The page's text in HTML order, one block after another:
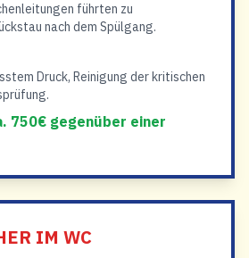
führten zu
nach dem Spülgang.
Druck, Reinigung der kritischen
750€ gegenüber einer
IM WC